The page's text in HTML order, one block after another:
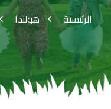
الرئيسية هولندا